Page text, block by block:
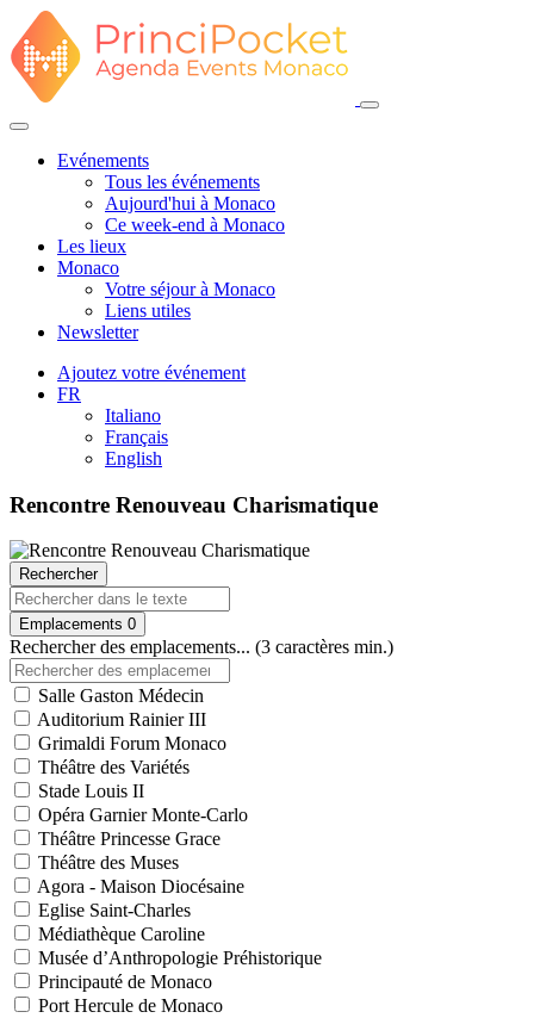
Evénements
Tous les événements
Aujourd'hui à Monaco
Ce week-end à Monaco
Les lieux
Monaco
Votre séjour à Monaco
Liens utiles
Newsletter
Ajoutez votre événement
FR
Italiano
Français
English
Rencontre Renouveau Charismatique
Rechercher
Emplacements 0
Rechercher des emplacements... (3 caractères min.)
Salle Gaston Médecin
Auditorium Rainier III
Grimaldi Forum Monaco
Théâtre des Variétés
Stade Louis II
Opéra Garnier Monte-Carlo
Théâtre Princesse Grace
Théâtre des Muses
Agora - Maison Diocésaine
Eglise Saint-Charles
Médiathèque Caroline
Musée d’Anthropologie Préhistorique
Principauté de Monaco
Port Hercule de Monaco